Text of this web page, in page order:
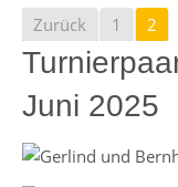
Zurück 1 2
Juni 2025